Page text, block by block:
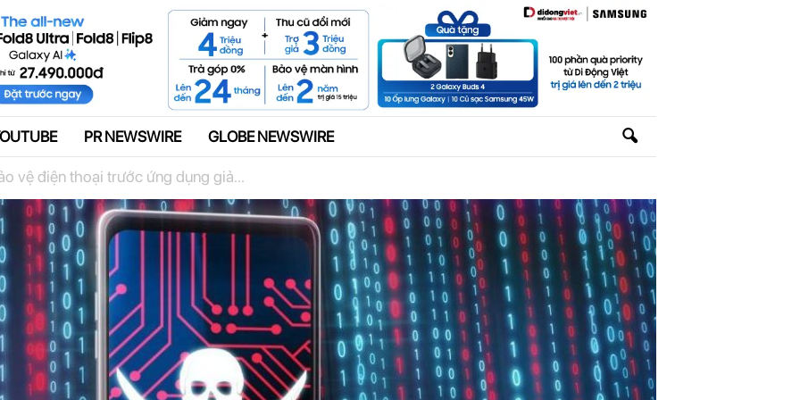
Quảng cáo
PR NEWSWIRE GLOBE NEWSWIRE
vệ điện thoại trước ứng dụng giả...